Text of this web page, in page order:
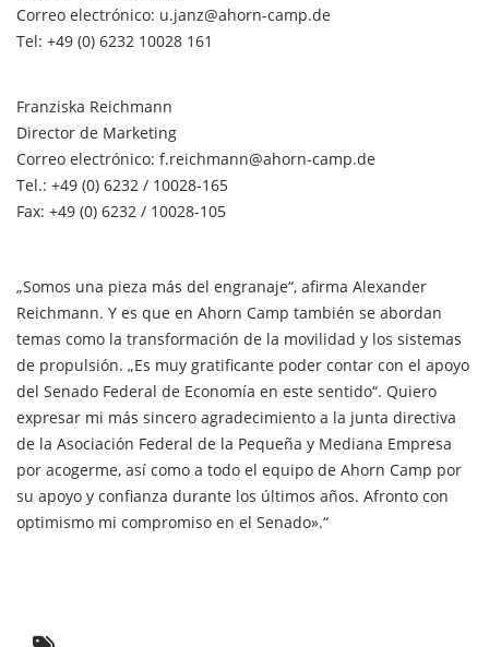
Correo electrónico: u.janz@ahorn-camp.de
Tel: +49 (0) 6232 10028 161
Franziska Reichmann
Director de Marketing
Correo electrónico: f.reichmann@ahorn-camp.de
Tel.: +49 (0) 6232 / 10028-165
Fax: +49 (0) 6232 / 10028-105
„Somos una pieza más del engranaje“, afirma Alexander
Reichmann. Y es que en Ahorn Camp también se abordan
temas como la transformación de la movilidad y los sistemas
de propulsión. „Es muy gratificante poder contar con el apoyo
del Senado Federal de Economía en este sentido“. Quiero
expresar mi más sincero agradecimiento a la junta directiva
de la Asociación Federal de la Pequeña y Mediana Empresa
por acogerme, así como a todo el equipo de Ahorn Camp por
su apoyo y confianza durante los últimos años. Afronto con
optimismo mi compromiso en el Senado».“